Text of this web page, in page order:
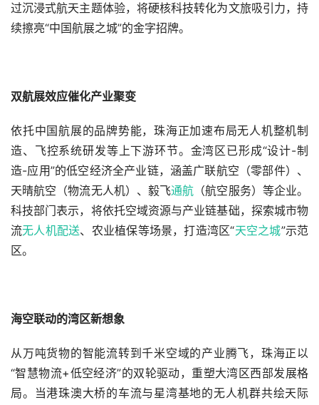
过沉浸式航天主题体验，将硬核科技转化为文旅吸引力，持
续擦亮“中国航展之城”的金字招牌。
双航展效应催化产业聚变
依托中国航展的品牌势能，珠海正加速布局无人机整机制
造、飞控系统研发等上下游环节。金湾区已形成“设计-制
造-应用”的低空经济全产业链，涵盖广联航空（零部件）、
天晴航空（物流无人机）、毅飞通航 （航空服务）等企业。
科技部门表示，将依托空域资源与产业链基础，探索城市物
流无人机配送、农业植保等场景，打造湾区“天空之城”示范
区。
海空联动的湾区新想象
从万吨货物的智能流转到千米空域的产业腾飞，珠海正以
“智慧物流+低空经济”的双轮驱动，重塑大湾区西部发展格
局。当港珠澳大桥的车流与星湾基地的无人机群共绘天际